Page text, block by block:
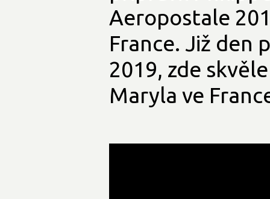
Aeropostale
France. Již den
2019, zde
Maryla ve